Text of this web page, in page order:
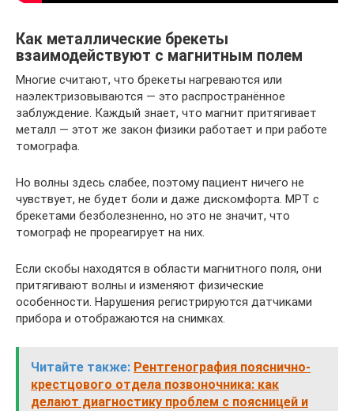
Как металлические брекеты
взаимодействуют с магнитным полем
Многие считают, что брекеты нагреваются или
наэлектризовываются — это распространённое
заблуждение. Каждый знает, что магнит притягивает
металл — этот же закон физики работает и при работе
томографа.
Но волны здесь слабее, поэтому пациент ничего не
чувствует, не будет боли и даже дискомфорта. МРТ с
брекетами безболезненно, но это не значит, что
томограф не прореагирует на них.
Если скобы находятся в области магнитного поля, они
притягивают волны и изменяют физические
особенности. Нарушения регистрируются датчиками
прибора и отображаются на снимках.
Читайте также: Рентгенография пояснично-
крестцового отдела позвоночника: как
делают диагностику проблем с поясницей и